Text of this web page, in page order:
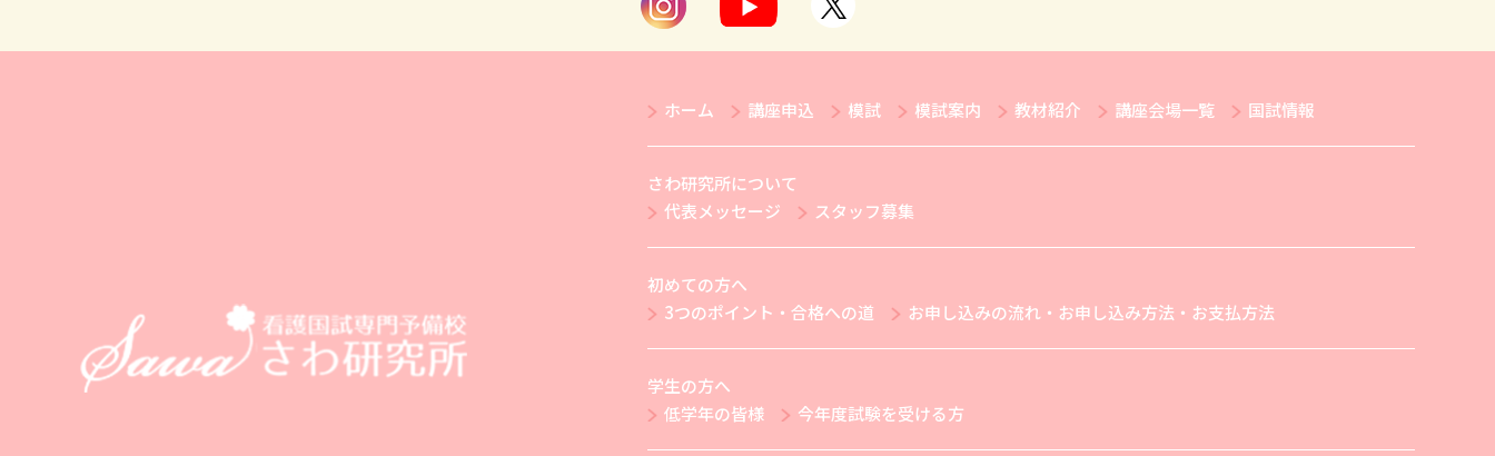
ホーム 講座申込 模試 模試案内 教材紹介 講座会場一覧 国試情報
さわ研究所について
代表メッセージ
スタッフ募集
初めての方へ
3つのポイント・合格への道
お申し込みの流れ・お申し込み方法・お支払方法
学生の方へ
低学年の皆様
今年度試験を受ける方